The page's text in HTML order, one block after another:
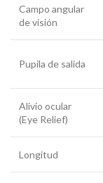
Campo angular
de visión
Pupila de salida
Alivio ocular
(Eye Relief)
Longitud